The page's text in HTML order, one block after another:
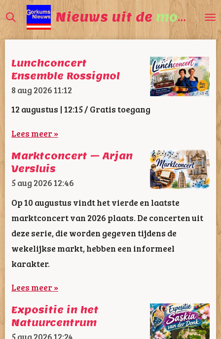
Ga
direct
naar
de
hoofdinhoud
Nieuws uit de mooiste
Lunchconcert
Ensemble Rossignol
8 aug 202611:12
12 augustus | 12:15 / Gratis toegang
Lees meer »
Marktconcert – Arjan
Versluis
5 aug 202612:46
Op 10 augustus vindt het vierde en laatste
marktconcert van 2026 plaats. De concerten uit
deze serie, die worden gegeven tijdens de
wekelijkse markt, hebben een informeel
karakter.
Lees meer »
Expositie in het
Natuurcentrum